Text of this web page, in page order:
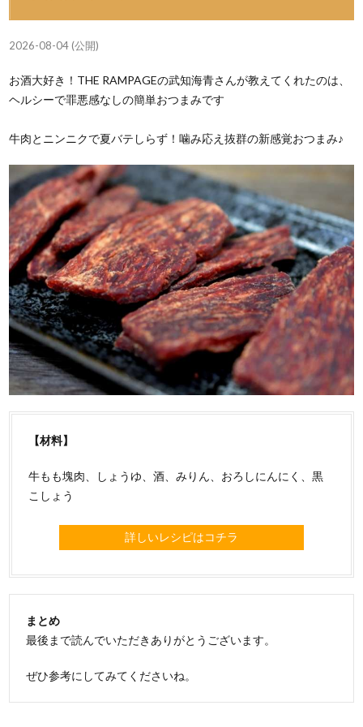
2026-08-04 (公開)
お酒大好き！THE RAMPAGEの武知海青さんが教えてくれたのは、
ヘルシーで罪悪感なしの簡単おつまみです
牛肉とニンニクで夏バテしらず！噛み応え抜群の新感覚おつまみ♪
【材料】
牛もも塊肉、しょうゆ、酒、みりん、おろしにんにく、黒
こしょう
詳しいレシピはコチラ
まとめ
最後まで読んでいただきありがとうございます。
ぜひ参考にしてみてくださいね。